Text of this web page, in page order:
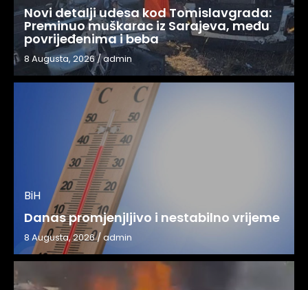
Novi detalji udesa kod Tomislavgrada:
Preminuo muškarac iz Sarajeva, među
povrijeđenima i beba
8 Augusta, 2026/admin
BiH
Danas promjenjljivo i nestabilno vrijeme
8 Augusta, 2026/admin